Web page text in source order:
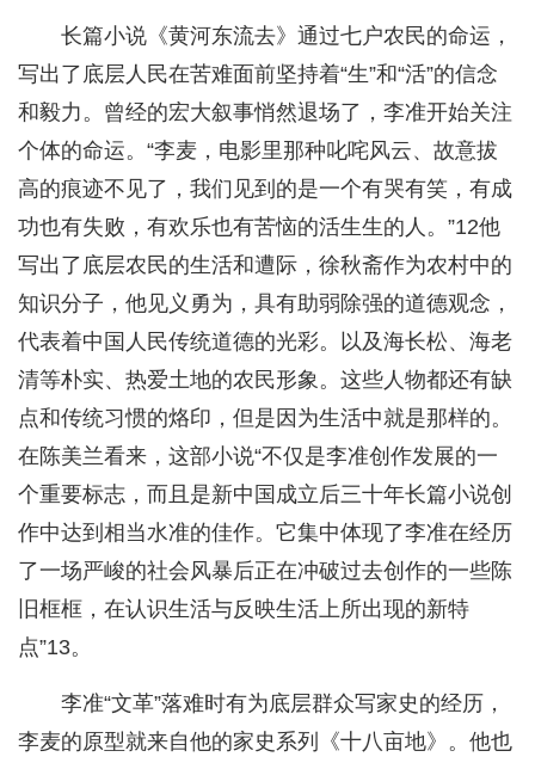
长篇小说《黄河东流去》通过七户农民的命运，
写出了底层人民在苦难面前坚持着“生”和“活”的信念
和毅力。曾经的宏大叙事悄然退场了，李准开始关注
个体的命运。“李麦，电影里那种叱咤风云、故意拔
高的痕迹不见了，我们见到的是一个有哭有笑，有成
功也有失败，有欢乐也有苦恼的活生生的人。”12他
写出了底层农民的生活和遭际，徐秋斋作为农村中的
知识分子，他见义勇为，具有助弱除强的道德观念，
代表着中国人民传统道德的光彩。以及海长松、海老
清等朴实、热爱土地的农民形象。这些人物都还有缺
点和传统习惯的烙印，但是因为生活中就是那样的。
在陈美兰看来，这部小说“不仅是李准创作发展的一
个重要标志，而且是新中国成立后三十年长篇小说创
作中达到相当水准的佳作。它集中体现了李准在经历
了一场严峻的社会风暴后正在冲破过去创作的一些陈
旧框框，在认识生活与反映生活上所出现的新特
点”13。
李准“文革”落难时有为底层群众写家史的经历，
李麦的原型就来自他的家史系列《十八亩地》。他也